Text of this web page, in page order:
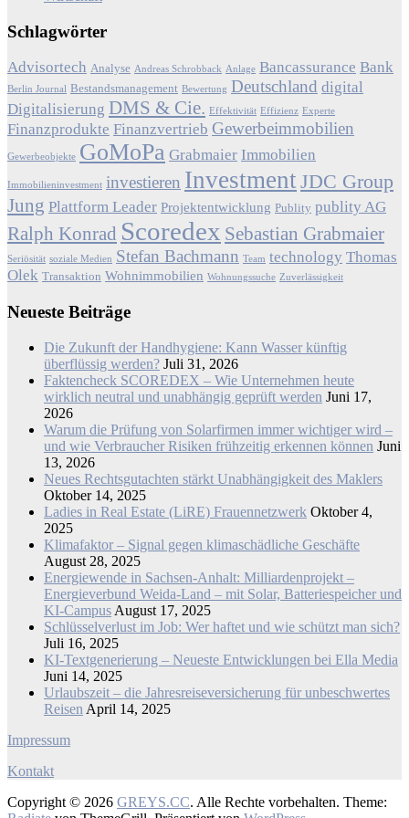
Schlagwörter
Advisortech Analyse Andreas Schrobback Anlage Bancassurance Bank
Berlin Journal Bestandsmanagement Bewertung Deutschland digital
Digitalisierung DMS & Cie. Effektivität Effizienz Experte
Finanzprodukte Finanzvertrieb Gewerbeimmobilien
Gewerbeobjekte GoMoPa Grabmaier Immobilien
Immobilieninvestment investieren Investment JDC Group
Jung Plattform Leader Projektentwicklung Publity publity AG
Ralph Konrad Scoredex Sebastian Grabmaier
Seriösität soziale Medien Stefan Bachmann Team technology Thomas
Olek Transaktion Wohnimmobilien Wohnungssuche Zuverlässigkeit
Neueste Beiträge
Die Zukunft der Handhygiene: Kann Wasser künftig
überflüssig werden? Juli 31, 2026
Faktencheck SCOREDEX – Wie Unternehmen heute
wirklich neutral und unabhängig geprüft werden Juni 17,
2026
Warum die Prüfung von Solarfirmen immer wichtiger wird –
und wie Verbraucher Risiken frühzeitig erkennen können Juni
13, 2026
Neues Rechtsgutachten stärkt Unabhängigkeit des Maklers
Oktober 14, 2025
Ladies in Real Estate (LiRE) Frauennetzwerk Oktober 4,
2025
Klimafaktor – Signal gegen klimaschädliche Geschäfte
August 28, 2025
Energiewende in Sachsen-Anhalt: Milliardenprojekt –
Energieverbund Weida-Land – mit Solar, Batteriespeicher und
KI-Campus August 17, 2025
Schlüsselverlust im Job: Wer haftet und wie schützt man sich?
Juli 16, 2025
KI-Textgenerierung – Neueste Entwicklungen bei Ella Media
Juni 14, 2025
Urlaubszeit – die Jahresreiseversicherung für unbeschwertes
Reisen April 14, 2025
Impressum
Kontakt
Copyright © 2026 GREYS.CC. Alle Rechte vorbehalten. Theme: